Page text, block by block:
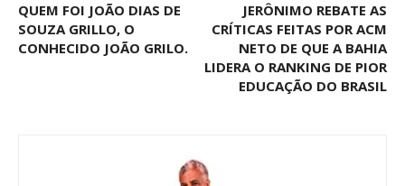
QUEM FOI JOÃO DIAS DE
SOUZA GRILLO, O
CONHECIDO JOÃO GRILO.
JERÔNIMO REBATE AS
CRÍTICAS FEITAS POR ACM
NETO DE QUE A BAHIA
LIDERA O RANKING DE PIOR
EDUCAÇÃO DO BRASIL